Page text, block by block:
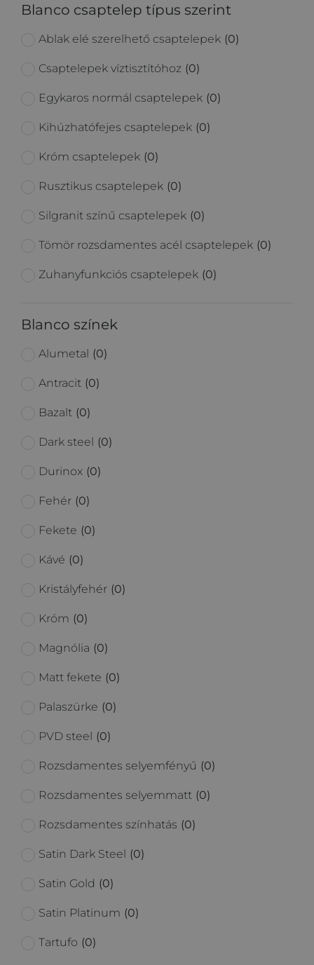
Blanco csaptelep típus szerint
Ablak elé szerelhető csaptelepek (0)
Csaptelepek víztisztítóhoz (0)
Egykaros normál csaptelepek (0)
Kihúzhatófejes csaptelepek (0)
Króm csaptelepek (0)
Rusztikus csaptelepek (0)
Silgranit színű csaptelepek (0)
Tömör rozsdamentes acél csaptelepek (0)
Zuhanyfunkciós csaptelepek (0)
Blanco színek
Alumetal (0)
Antracit (0)
Bazalt (0)
Dark steel (0)
Durinox (0)
Fehér (0)
Fekete (0)
Kávé (0)
Kristályfehér (0)
Króm (0)
Magnólia (0)
Matt fekete (0)
Palaszürke (0)
PVD steel (0)
Rozsdamentes selyemfényű (0)
Rozsdamentes selyemmatt (0)
Rozsdamentes színhatás (0)
Satin Dark Steel (0)
Satin Gold (0)
Satin Platinum (0)
Tartufo (0)